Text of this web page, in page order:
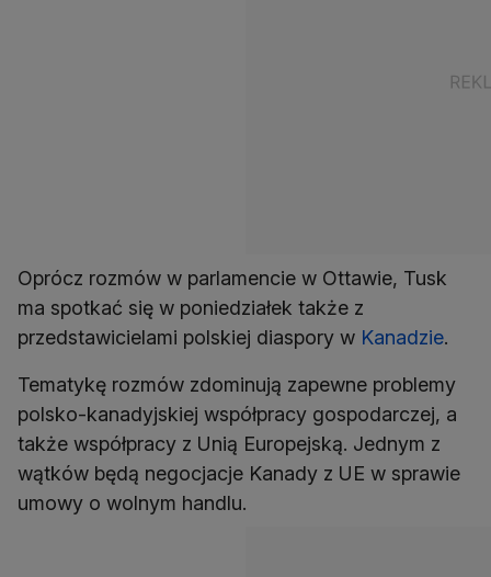
Oprócz rozmów w parlamencie w Ottawie, Tusk
ma spotkać się w poniedziałek także z
przedstawicielami polskiej diaspory w Kanadzie.
Tematykę rozmów zdominują zapewne problemy
polsko-kanadyjskiej współpracy gospodarczej, a
także współpracy z Unią Europejską. Jednym z
wątków będą negocjacje Kanady z UE w sprawie
umowy o wolnym handlu.